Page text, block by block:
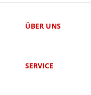
ÜBER UNS
SERVICE